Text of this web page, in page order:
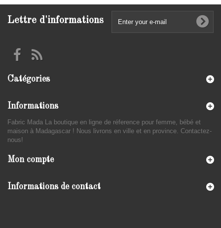
Lettre d'informations
Catégories
Informations
Fabric Mada La boutique en ligne de réference pour femme, bébé et
maison à Madagascar ! Nous livrons en ville et en province. Contactez-
nous!
Mon compte
Informations de contact